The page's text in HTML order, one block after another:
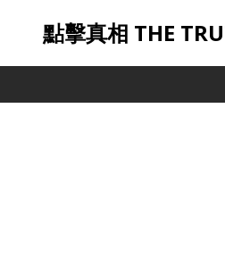
點擊真相 THE